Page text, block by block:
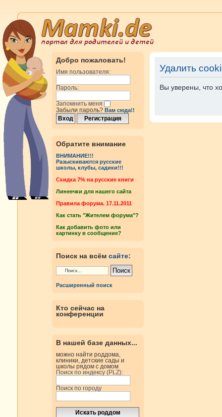
Добро пожаловать!
Имя пользователя:
Пароль:
Запомнить меня
Забыли пароль? Вам сюда!!
Обратите внимание
ВНИМАНИЕ!!!
Разыскиваются русские
школы, клубы, садики!!!
Cкидка 7% на русские книги
Линеечки для нашего сайта
Правила форума. 17.11.2011
Как стать "Жителем форума"?
Как добавить фото или
картинку в сообщение?
Поиск на всём сайте:
Расширенный поиск
Кто сейчас на
конференции
В нашей базе данных...
можно найти роддома,
клиники, детские сады и
школы рядом с домом
Поиск по индексу (PLZ):
Поиск по городу
Удалить
Вы уверены, что